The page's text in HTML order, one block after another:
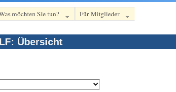
möchten Sie tun? Für Mitglieder
Übersicht